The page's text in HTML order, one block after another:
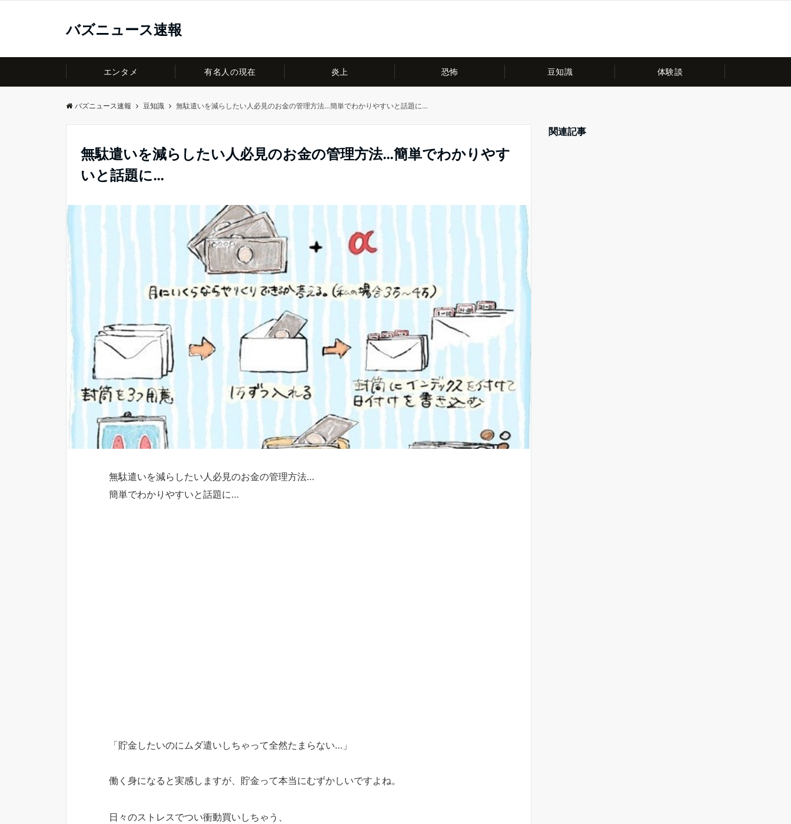
バズニュース速報
エンタメ 有名人の現在 炎上 恐怖 豆知識 体験談
バズニュース速報 豆知識 無駄遣いを減らしたい人必見のお金の管理方法…簡単でわかりやすいと話題に…
無駄遣いを減らしたい人必見のお金の管理方法…簡単でわかりやす
いと話題に…
無駄遣いを減らしたい人必見のお金の管理方法…
簡単でわかりやすいと話題に…
「貯金したいのにムダ遣いしちゃって全然たまらない…」
働く身になると実感しますが、貯金って本当にむずかしいですよね。
日々のストレスでつい衝動買いしちゃう、
関連記事